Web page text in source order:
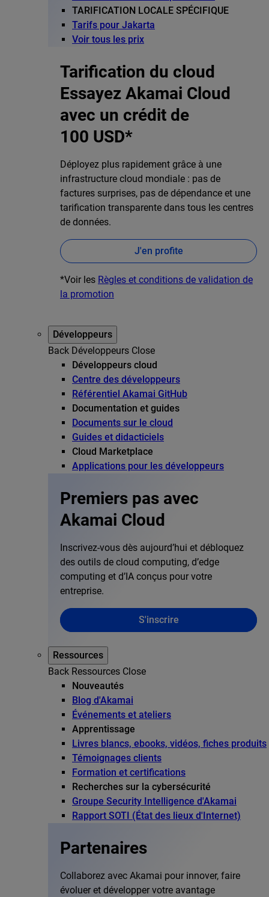
TARIFICATION LOCALE SPÉCIFIQUE
Tarifs pour Jakarta
Voir tous les prix
Tarification du cloud
Essayez Akamai Cloud
avec un crédit de
100 USD*
Déployez plus rapidement grâce à une
infrastructure cloud mondiale : pas de
factures surprises, pas de dépendance et une
tarification transparente dans tous les centres
de données.
J'en profite
*Voir les Règles et conditions de validation de
la promotion
Développeurs
Back Développeurs Close
Développeurs cloud
Centre des développeurs
Référentiel Akamai GitHub
Documentation et guides
Documents sur le cloud
Guides et didacticiels
Cloud Marketplace
Applications pour les développeurs
Premiers pas avec
Akamai Cloud
Inscrivez-vous dès aujourd’hui et débloquez
des outils de cloud computing, d’edge
computing et d’IA conçus pour votre
entreprise.
S'inscrire
Ressources
Back Ressources Close
Nouveautés
Blog d'Akamai
Événements et ateliers
Apprentissage
Livres blancs, ebooks, vidéos, fiches produits
Témoignages clients
Formation et certifications
Recherches sur la cybersécurité
Groupe Security Intelligence d'Akamai
Rapport SOTI (État des lieux d'Internet)
Partenaires
Collaborez avec Akamai pour innover, faire
évoluer et développer votre avantage